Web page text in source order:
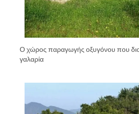
Ο χώρος παραγωγής οξυγόνου που
γαλαρία